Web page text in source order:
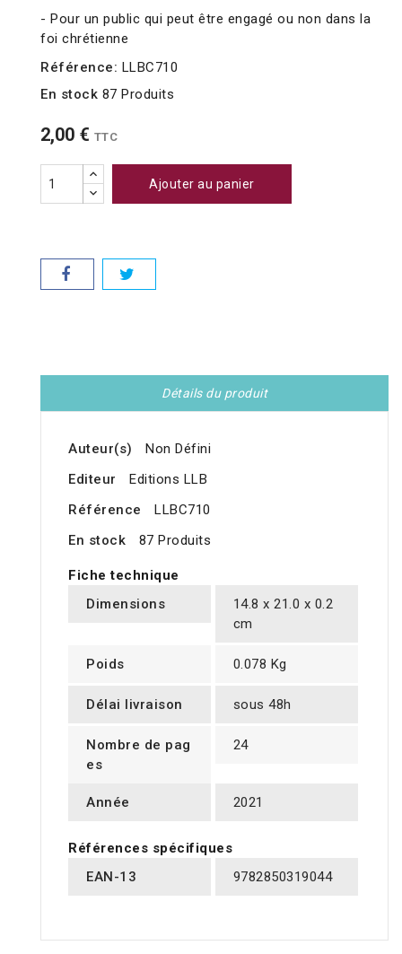
- Pour un public qui peut être engagé ou non dans la
foi chrétienne
Référence: LLBC710
En stock 87 Produits
2,00 € TTC
Ajouter au panier
Détails du produit
Auteur(s)
Non Défini
Editeur
Editions LLB
Référence
LLBC710
En stock
87 Produits
Fiche technique
Dimensions
14.8 x 21.0 x 0.2
cm
Poids 0.078 Kg
Délai livraison sous 48h
Nombre de pag
es
24
Année 2021
Références spécifiques
EAN-13
9782850319044